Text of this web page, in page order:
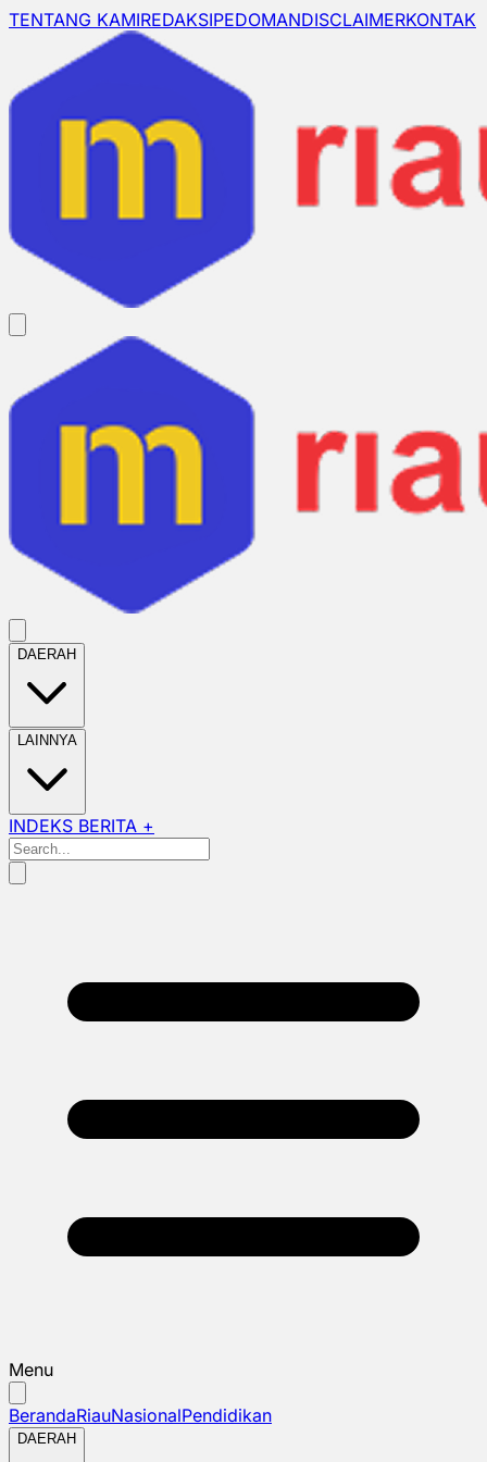
TENTANG KAMIREDAKSIPEDOMANDISCLAIMERKONTAK
DAERAH
LAINNYA
INDEKS BERITA +
Menu
BerandaRiauNasionalPendidikan
DAERAH